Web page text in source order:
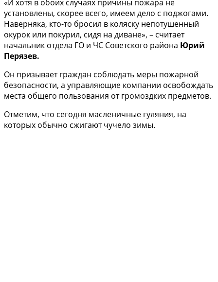
«И хотя в обоих случаях причины пожара не
установлены, скорее всего, имеем дело с поджогами.
Наверняка, кто-то бросил в коляску непотушенный
окурок или покурил, сидя на диване», – считает
начальник отдела ГО и ЧС Советского района Юрий
Перязев.
Он призывает граждан соблюдать меры пожарной
безопасности, а управляющие компании освобождать
места общего пользования от громоздких предметов.
Отметим, что сегодня масленичные гуляния, на
которых обычно сжигают чучело зимы.